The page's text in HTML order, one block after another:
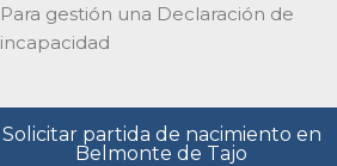
Para gestión una Declaración de
incapacidad
Solicitar partida de nacimiento en
Belmonte de Tajo